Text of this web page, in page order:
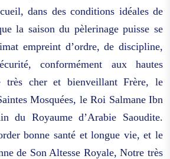
dans des conditions idéales de
la saison du pèlerinage puisse se
empreint d’ordre, de discipline,
conformément aux hautes
très cher et bienveillant Frère, le
Mosquées, le Roi Salmane Ibn
du Royaume d’Arabie Saoudite.
bonne santé et longue vie, et le
de Son Altesse Royale, Notre très